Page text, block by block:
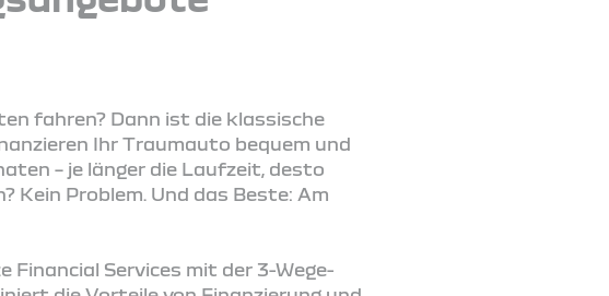
fahren? Dann ist die klassische
Ihr Traumauto bequem und
– je länger die Laufzeit, desto
Kein Problem. Und das Beste: Am
Financial Services mit der 3-Wege-